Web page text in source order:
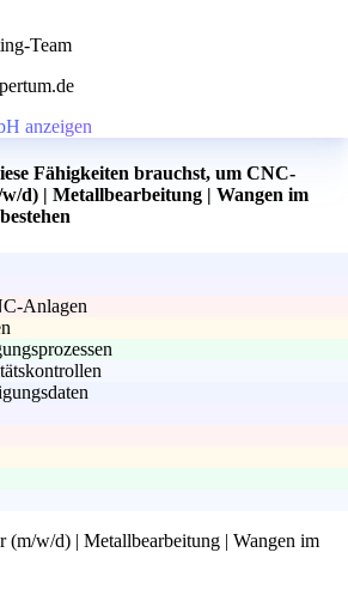
Team
anzeigen
Fähigkeiten brauchst, um CNC-
d) | Metallbearbeitung | Wangen im
Anlagen
(m/w/d) | Metallbearbeitung | Wangen im